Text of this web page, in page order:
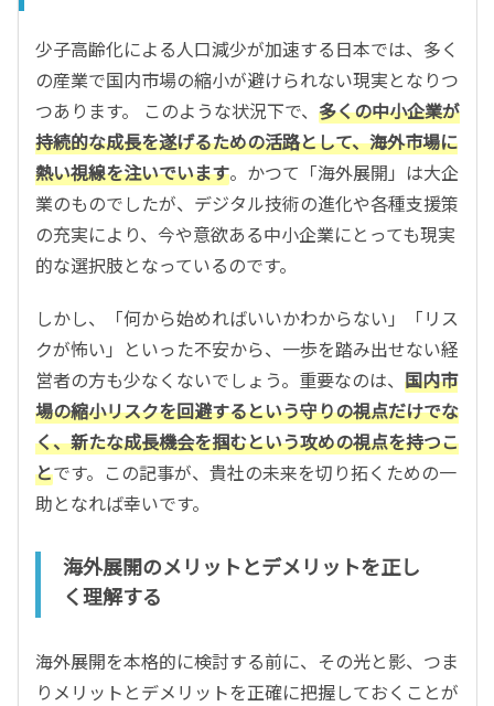
少子高齢化による人口減少が加速する日本では、多く
の産業で国内市場の縮小が避けられない現実となりつ
つあります。 このような状況下で、 多くの中小企業が
持続的な成長を遂げるための活路として、海外市場に
熱い視線を注いでいます。かつて「海外展開」は大企
業のものでしたが、デジタル技術の進化や各種支援策
の充実により、今や意欲ある中小企業にとっても現実
的な選択肢となっているのです。
しかし、「何から始めればいいかわからない」「リス
クが怖い」といった不安から、一歩を踏み出せない経
営者の方も少なくないでしょう。重要なのは、 国内市
場の縮小リスクを回避するという守りの視点だけでな
く、新たな成長機会を掴むという攻めの視点を持つこ
とです。この記事が、貴社の未来を切り拓くための一
助となれば幸いです。
海外展開のメリットとデメリットを正し
く理解する
海外展開を本格的に検討する前に、その光と影、つま
りメリットとデメリットを正確に把握しておくことが